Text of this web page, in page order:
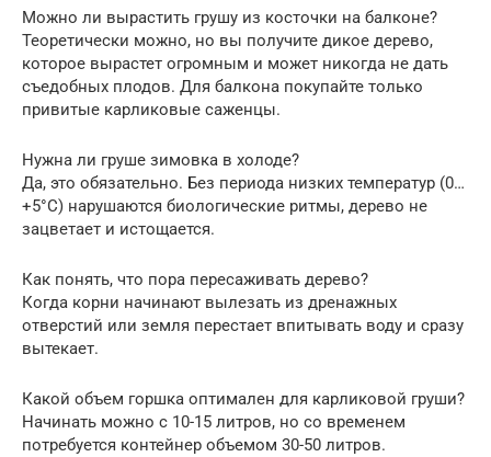
Можно ли вырастить грушу из косточки на балконе?
Теоретически можно, но вы получите дикое дерево,
которое вырастет огромным и может никогда не дать
съедобных плодов. Для балкона покупайте только
привитые карликовые саженцы.
Нужна ли груше зимовка в холоде?
Да, это обязательно. Без периода низких температур (0…
+5°C) нарушаются биологические ритмы, дерево не
зацветает и истощается.
Как понять, что пора пересаживать дерево?
Когда корни начинают вылезать из дренажных
отверстий или земля перестает впитывать воду и сразу
вытекает.
Какой объем горшка оптимален для карликовой груши?
Начинать можно с 10-15 литров, но со временем
потребуется контейнер объемом 30-50 литров.